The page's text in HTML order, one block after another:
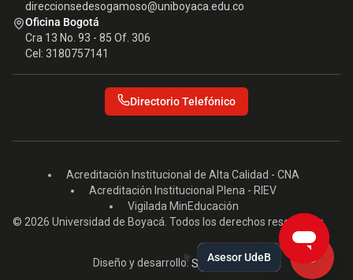
direccionsedesogamoso@uniboyaca.edu.co
Oficina Bogotá
Cra 13 No. 93 - 85 Of. 306
Cel: 3180757141
Directorio Telefónico
Acreditación Institucional de Alta Calidad - CNA
Acreditación Institucional Plena - RIEV
Vigilada MinEducación
© 2026 Universidad de Boyacá. Todos los derechos reservados.
Diseño y desarrollo:Seed EM
Asesor UdeB